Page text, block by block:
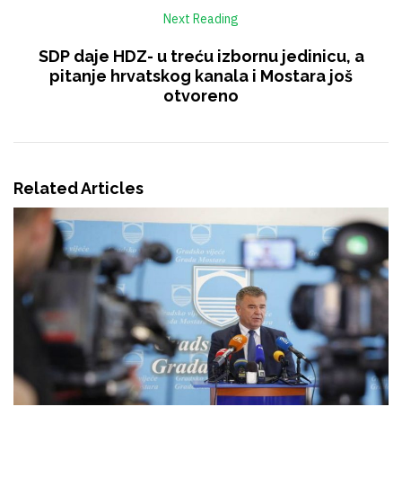
Next Reading
SDP daje HDZ- u treću izbornu jedinicu, a
pitanje hrvatskog kanala i Mostara još
otvoreno
Related Articles